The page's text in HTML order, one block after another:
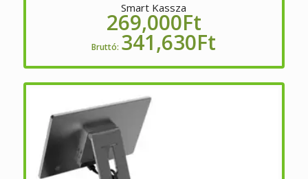
Smart Kassza
269,000Ft
Bruttó: 341,630Ft